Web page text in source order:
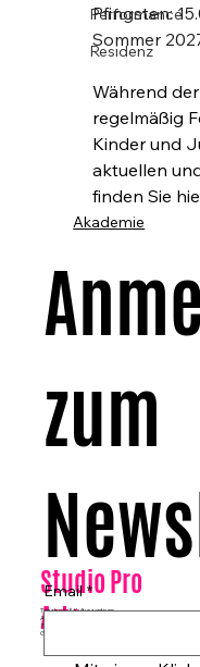
Performance
Residenz
Pfingsten:
Sommer
Während
regelmäßig
Kinder und
aktuellen
finden Sie
Akademie
Studio Pro
Arte
Tanzhaus & Kulturzentrum
Am Rohrgraben 4a
79249 Merzhausen/Freiburg
Germany
zum
Email *